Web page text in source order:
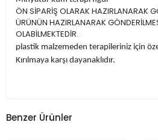
ÖN SİPARİŞ OLARAK HAZIRLANARAK
ÜRÜNÜN HAZIRLANARAK
OLABİLMEKTEDİR.
plastik malzemeden terapileriniz için
Kırılmaya karşı dayanaklıdır.
Benzer Ürünler